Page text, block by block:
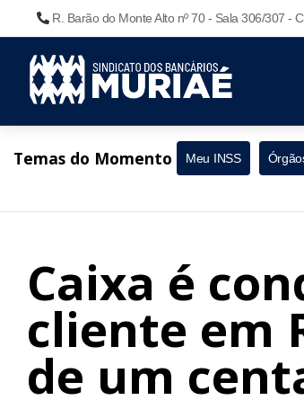
R. Barão do Monte Alto nº 70 - Sala 306/307 -
Temas do Momento Meu INSS
Caixa é
cliente em
de um